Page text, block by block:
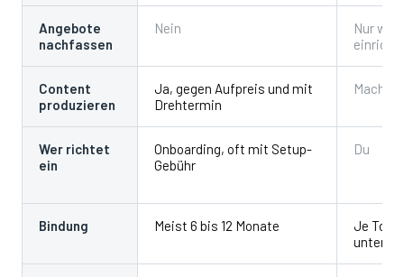
Angebote
nachfassen
Nein
Nur
Content
produzieren
Ja, gegen Aufpreis und mit
Drehtermin
Machst
Wer richtet
ein
Onboarding, oft mit Setup-
Gebühr
Du
Bindung Meist 6 bis 12 Monate
Je Tool